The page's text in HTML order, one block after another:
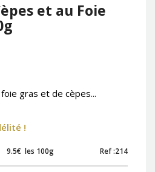
et au Foie
gras et de cèpes...
!
9.5€ les 100g Ref :214